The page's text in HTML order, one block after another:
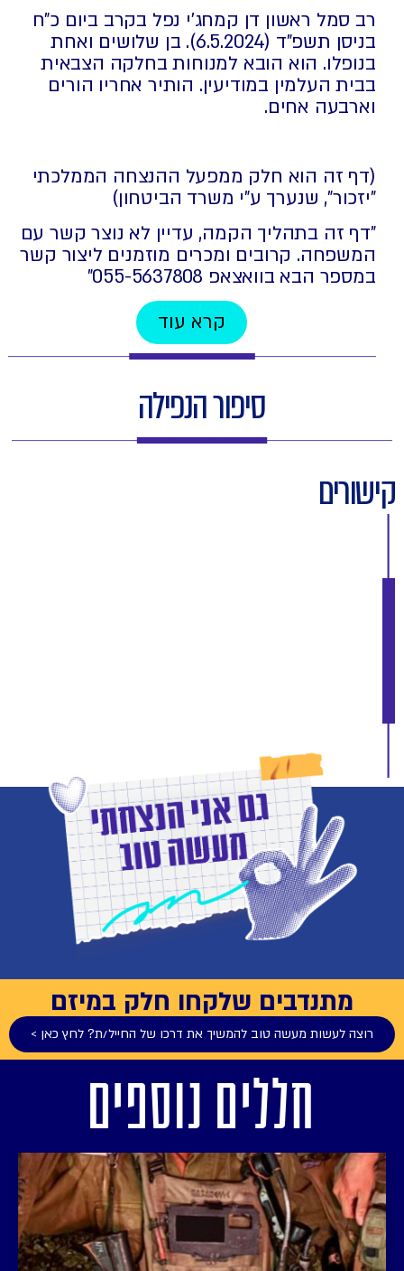
רב סמל ראשון דן קמחג'י נפל בקרב ביום כ"ח
בניסן תשפ"ד (6.5.2024). בן שלושים ואחת
בנופלו. הוא הובא למנוחות בחלקה הצבאית
בבית העלמין במודיעין. הותיר אחריו הורים
וארבעה אחים.
(דף זה הוא חלק ממפעל ההנצחה הממלכתי
"יזכור", שנערך ע"י משרד הביטחון)
"דף זה בתהליך הקמה, עדיין לא נוצר קשר עם
המשפחה. קרובים ומכרים מוזמנים ליצור קשר
במספר הבא בוואצאפ 055-5637808⁩"
קרא עוד
סיפור הנפילה
קישורים
מתנדבים שלקחו חלק במיזם
רוצה לעשות מעשה טוב להמשיך את דרכו של החייל/ת? לחץ כאן >
חללים נוספים